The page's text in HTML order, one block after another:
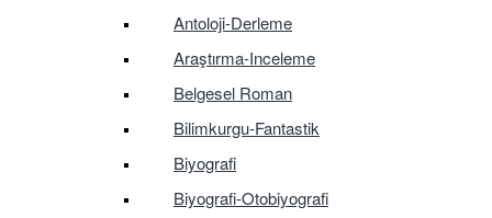
Antoloji-Derleme
Araştırma-Inceleme
Belgesel Roman
Bilimkurgu-Fantastik
Biyografi
Biyografi-Otobiyografi